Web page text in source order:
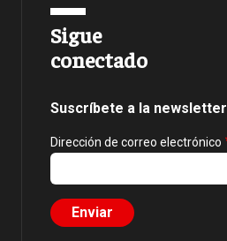
Sigue
conectado
Suscríbete a la newsletter
Dirección de correo electrónico